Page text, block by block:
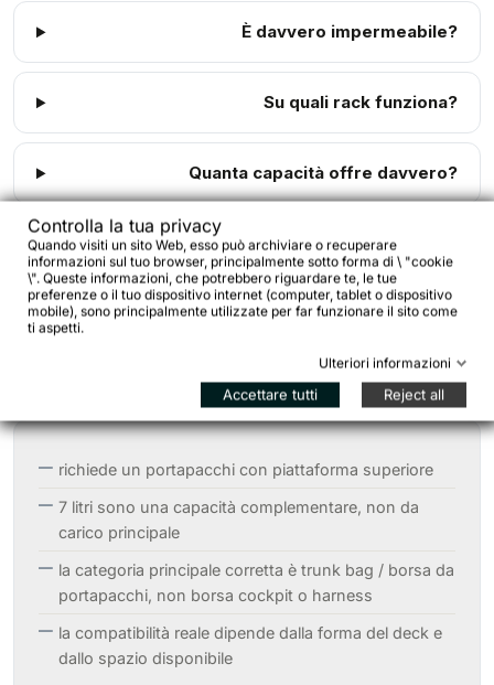
È davvero impermeabile?
Su quali rack funziona?
Quanta capacità offre davvero?
Può sostituire una seat pack?
Note tecniche / criticità
richiede un portapacchi con piattaforma superiore
7 litri sono una capacità complementare, non da
carico principale
la categoria principale corretta è trunk bag / borsa da
portapacchi, non borsa cockpit o harness
la compatibilità reale dipende dalla forma del deck e
dallo spazio disponibile
Controlla la tua privacy
Quando visiti un sito Web, esso può archiviare o recuperare
informazioni sul tuo browser, principalmente sotto forma di \ "cookie
\". Queste informazioni, che potrebbero riguardare te, le tue
preferenze o il tuo dispositivo internet (computer, tablet o dispositivo
mobile), sono principalmente utilizzate per far funzionare il sito come
ti aspetti.
Ulteriori informazioni
Accettare tutti Reject all